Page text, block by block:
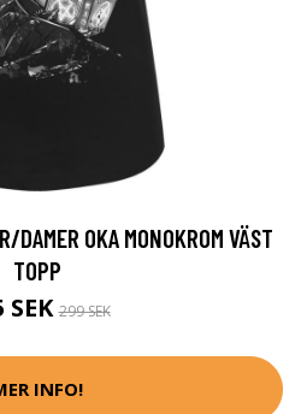
DAMER OKA MONOKROM VÄST
TOPP
SEK299 SEK
INFO!